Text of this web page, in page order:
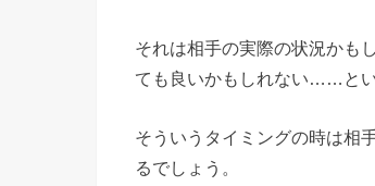
それは相手の実際の状況かも
ても良いかもしれない……とい
そういうタイミングの時は相
るでしょう。